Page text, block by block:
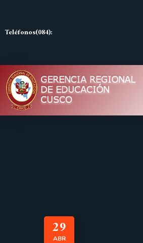
Teléfonos(084):
29
ABR